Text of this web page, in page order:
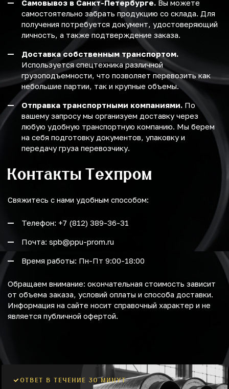
Самовывоз в Санкт-Петербурге. Вы можете
самостоятельно забрать продукцию со склада. Для
получения потребуется документ, удостоверяющий
личность, а также подтверждение заказа.
Доставка собственным транспортом.
Используется спецтехника различной
грузоподъемности, что позволяет перевозить как
небольшие партии, так и крупные объемы.
Отправка транспортными компаниями. По
вашему запросу мы организуем доставку через
любую удобную транспортную компанию. Мы берем
на себя подготовку документов, упаковку и
передачу груза перевозчику.
Контакты Техпром
Свяжитесь с нами удобным способом:
Телефон: +7 (812) 389-36-31
Почта: spb@ppu-prom.ru
Время работы: Пн-Пт 9:00-18:00
Обращаем внимание: окончательная стоимость зависит
от объема заказа, условий оплаты и способа доставки.
Информация на сайте носит справочный характер и не
является публичной офертой.
ОТВЕТ В ТЕЧЕНИЕ 30 МИНУТ